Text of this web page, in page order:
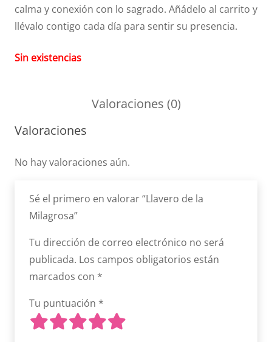
calma y conexión con lo sagrado. Añádelo al carrito y
llévalo contigo cada día para sentir su presencia.
Sin existencias
Valoraciones (0)
Valoraciones
No hay valoraciones aún.
Sé el primero en valorar “Llavero de la
Milagrosa”
Tu dirección de correo electrónico no será
publicada. Los campos obligatorios están
marcados con *
Tu puntuación *